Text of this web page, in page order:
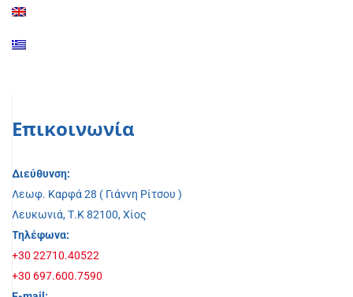
Επικοινωνία
Διεύθυνση:
Λεωφ. Καρφά 28 ( Γιάννη Ρίτσου )
Λευκωνιά, Τ.Κ 82100, Χίος
Τηλέφωνα:
+30 22710.40522
+30 697.600.7590